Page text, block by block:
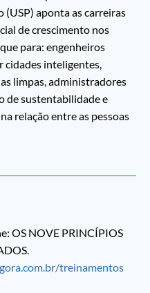
(USP) aponta as carreiras
de crescimento nos
para: engenheiros
cidades inteligentes,
limpas, administradores
de sustentabilidade e
relação entre as pessoas
OS NOVE PRINCÍPIOS
treinamentos